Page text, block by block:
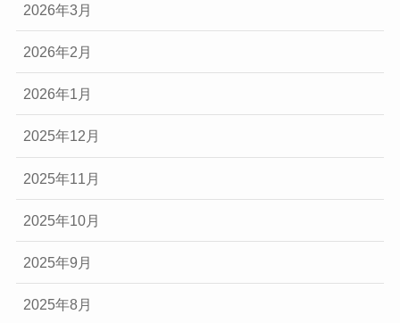
2026年3月
2026年2月
2026年1月
2025年12月
2025年11月
2025年10月
2025年9月
2025年8月